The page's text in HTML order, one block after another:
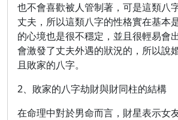
也不會喜歡被人管制著，可是這類八
丈夫，所以這類八字的性格實在基本
的心境也是很不穩定，並且很輕易會
會激發了丈夫外遇的狀況的，所以說
且敗家的八字。
2、敗家的八字劫財與財同柱的結構
在命理中對於男命而言，財星表示女